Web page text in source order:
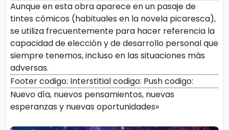
Aunque en esta obra aparece en un pasaje de
tintes cómicos (habituales en la novela picaresca),
se utiliza frecuentemente para hacer referencia la
capacidad de elección y de desarrollo personal que
siempre tenemos, incluso en las situaciones más
adversas.
Footer codigo: Interstitial codigo: Push codigo:
Nuevo día, nuevos pensamientos, nuevas
esperanzas y nuevas oportunidades»